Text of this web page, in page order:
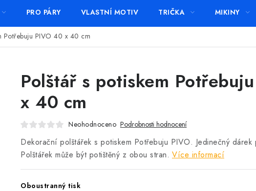
PRO PÁRY VLASTNÍ MOTIV TRIČKA MIKINY
Potřebuju PIVO 40 x 40 cm
Polštář s potiskem
x 40 cm
Neohodnoceno Podrobnosti hodnocení
Dekorační polštářek s potiskem Potřebuju PIVO. Jedinečný dárek
Polštářek může být potištěný z obou stran. Více informací
Oboustranný tisk